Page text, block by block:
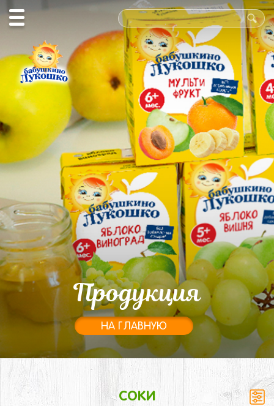
Польза
в каждой
ложке!
Продукция
НА ГЛАВНУЮ
СОКИ